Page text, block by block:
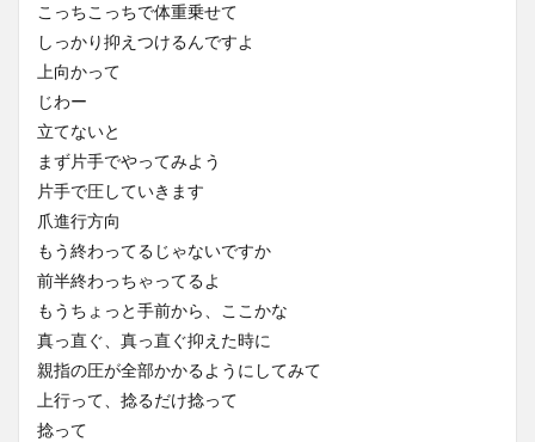
こっちこっちで体重乗せて
しっかり抑えつけるんですよ
上向かって
じわー
立てないと
まず片手でやってみよう
片手で圧していきます
爪進行方向
もう終わってるじゃないですか
前半終わっちゃってるよ
もうちょっと手前から、ここかな
真っ直ぐ、真っ直ぐ抑えた時に
親指の圧が全部かかるようにしてみて
上行って、捻るだけ捻って
捻って